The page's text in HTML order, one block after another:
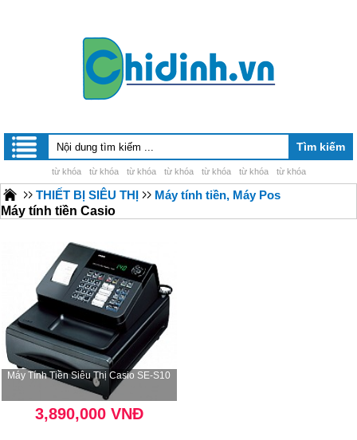
từ khóa từ khóa từ khóa từ khóa từ khóa từ khóa từ khóa
THIẾT BỊ SIÊU THỊ
Máy tính tiền, Máy Pos
Máy tính tiền Casio
Máy Tính Tiền Siêu Thị Casio SE-S10
3,890,000 VNĐ